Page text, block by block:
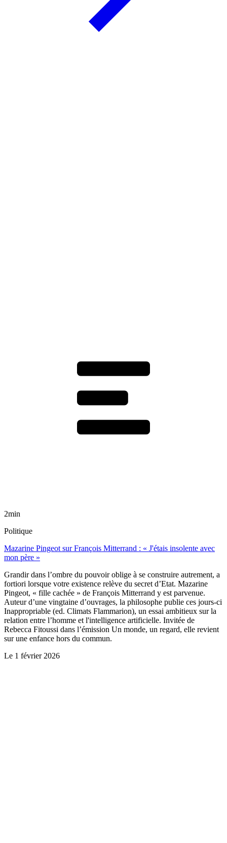
2min
Politique
Mazarine Pingeot sur François Mitterrand : « J'étais insolente avec
mon père »
Grandir dans l’ombre du pouvoir oblige à se construire autrement, a
fortiori lorsque votre existence relève du secret d’Etat. Mazarine
Pingeot, « fille cachée » de François Mitterrand y est parvenue.
Auteur d’une vingtaine d’ouvrages, la philosophe publie ces jours-ci
Inappropriable (ed. Climats Flammarion), un essai ambitieux sur la
relation entre l’homme et l'intelligence artificielle. Invitée de
Rebecca Fitoussi dans l’émission Un monde, un regard, elle revient
sur une enfance hors du commun.
Le 1 février 2026